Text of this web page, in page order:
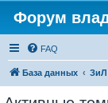
Форум
FAQ
База данных ЗиЛ